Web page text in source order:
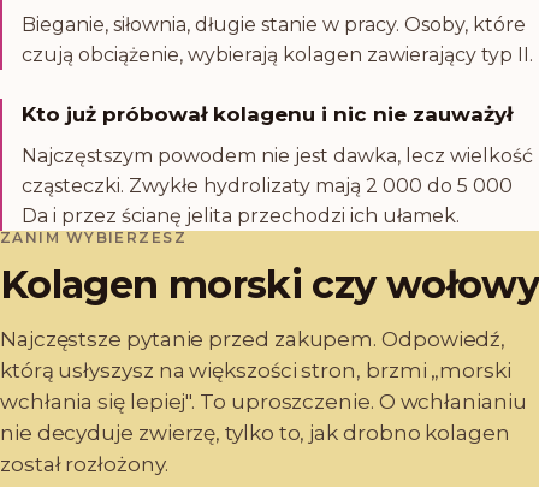
Bieganie, siłownia, długie stanie w pracy. Osoby, które
czują obciążenie, wybierają kolagen zawierający typ II.
Kto już próbował kolagenu i nic nie zauważył
Najczęstszym powodem nie jest dawka, lecz wielkość
cząsteczki. Zwykłe hydrolizaty mają 2 000 do 5 000
Da i przez ścianę jelita przechodzi ich ułamek.
ZANIM WYBIERZESZ
Kolagen morski czy wołowy
Najczęstsze pytanie przed zakupem. Odpowiedź,
którą usłyszysz na większości stron, brzmi „morski
wchłania się lepiej". To uproszczenie. O wchłanianiu
nie decyduje zwierzę, tylko to, jak drobno kolagen
został rozłożony.